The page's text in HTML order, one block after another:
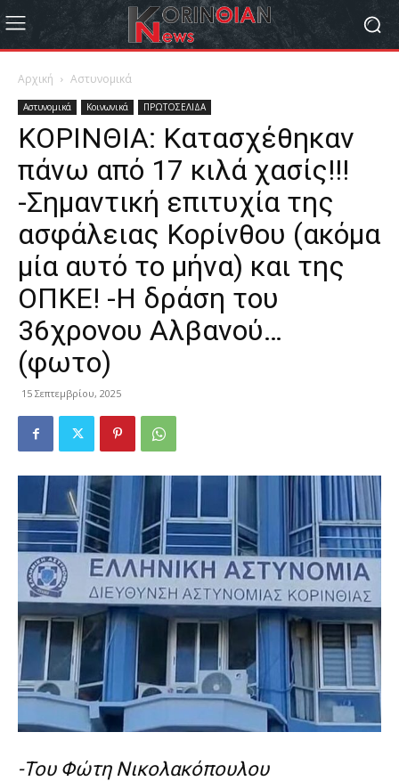
Αρχική Αστυνομικά
Αστυνομικά Κοινωνικά ΠΡΩΤΟΣΕΛΙΔΑ
ΚΟΡΙΝΘΙΑ: Κατασχέθηκαν
πάνω από 17 κιλά χασίς!!!
-Σημαντική επιτυχία της
ασφάλειας Κορίνθου (ακόμα
μία αυτό το μήνα) και της
ΟΠΚΕ! -Η δράση του
36χρονου Αλβανού…
(φωτο)
15 Σεπτεμβρίου, 2025
-Του Φώτη Νικολακόπουλου